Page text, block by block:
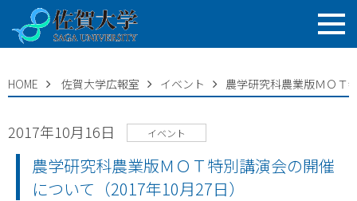
HOME 佐賀大学広報室 イベント 農学研究科農業版ＭＯＴ
2017年10月16日 イベント
農学研究科農業版ＭＯＴ特別講演会の開催
について（2017年10月27日）